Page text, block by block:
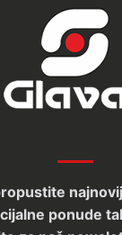
ponude